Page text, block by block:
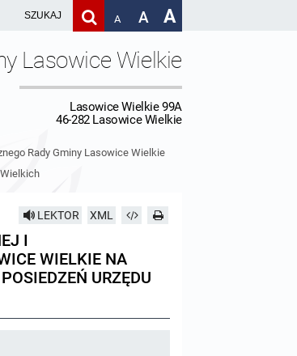
A A A
Lasowice Wielkie
Lasowice Wielkie 99A
46-282 Lasowice Wielkie
Rady Gminy Lasowice Wielkie
LEKTOR XML
I
WIELKIE NA
URZĘDU